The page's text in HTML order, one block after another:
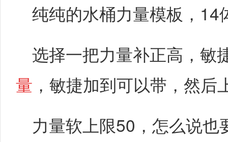
纯纯的水桶力量模板，
选择一把力量补正高，敏
量 ，敏捷加到可以带，然后
力量软上限50，怎么说